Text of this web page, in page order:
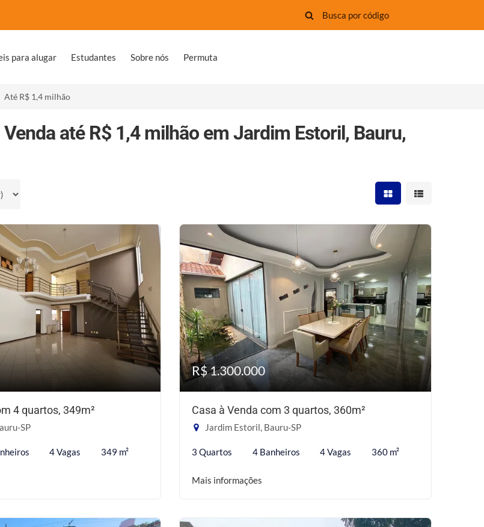
para alugar Estudantes Sobre nós Permuta
Até R$ 1,4 milhão
até R$ 1,4 milhão em Jardim Estoril, Bauru,
Mostrar resultados em
Mostrar
4 quartos, 349m²
SP
4 Vagas 349 m²
R$ 1.300.000
Casa à Venda com 3 quartos, 360m²
Jardim Estoril, Bauru-SP
3 Quartos 4 Banheiros 4 Vagas 360 m²
Mais informações